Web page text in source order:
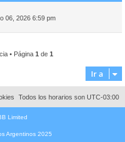
06, 2026 6:59 pm
• Página 1 de 1
Ir a
Todos los horarios son UTC-03:00
Limited
Argentinos 2025